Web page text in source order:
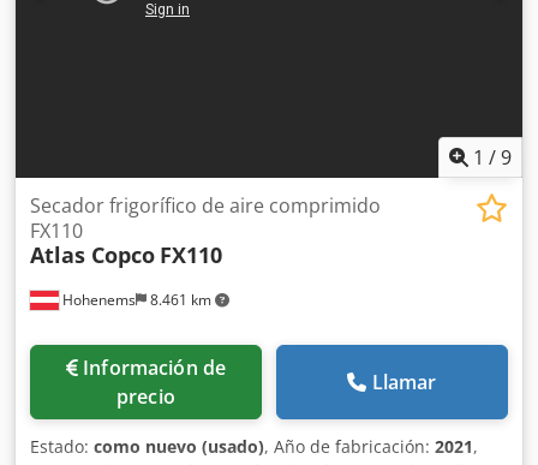
1 /9
Hohenems 8.461 km
Secador frigorífico de aire comprimido
FX110
Atlas Copco FX110
Información de
precio
Llamar
Estado: como nuevo (usado), Año de fabricación: 2021,